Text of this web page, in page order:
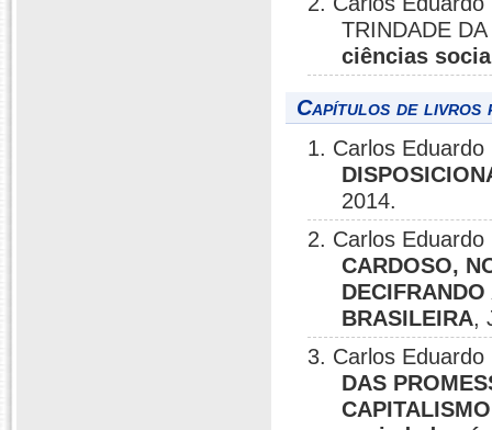
TRINDADE
ciências
Capítulos de livros
1. Carlos
2014.
2. Carlos
CARDOSO,
BRASILEIRA,
3. Carlos
DAS